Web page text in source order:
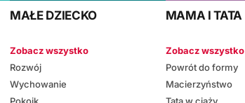
MAŁE DZIECKO
Zobacz wszystko
Rozwój
Wychowanie
Pokoik
MAMA I TATA
Zobacz wszystko
Powrót do formy
Macierzyństwo
Tata w ciąży